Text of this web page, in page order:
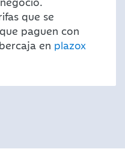
que se
paguen con
en plazox